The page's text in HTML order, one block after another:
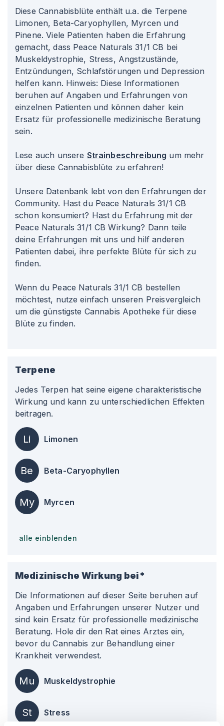
Diese Cannabisblüte enthält u.a. die Terpene
Limonen, Beta-Caryophyllen, Myrcen und
Pinene. Viele Patienten haben die Erfahrung
gemacht, dass Peace Naturals 31/1 CB bei
Muskeldystrophie, Stress, Angstzustände,
Entzündungen, Schlafstörungen und Depression
helfen kann. Hinweis: Diese Informationen
beruhen auf Angaben und Erfahrungen von
einzelnen Patienten und können daher kein
Ersatz für professionelle medizinische Beratung
sein.
Lese auch unsere Strainbeschreibung um mehr
über diese Cannabisblüte zu erfahren!
Unsere Datenbank lebt von den Erfahrungen der
Community. Hast du Peace Naturals 31/1 CB
schon konsumiert? Hast du Erfahrung mit der
Peace Naturals 31/1 CB Wirkung? Dann teile
deine Erfahrungen mit uns und hilf anderen
Patienten dabei, ihre perfekte Blüte für sich zu
finden.
Wenn du Peace Naturals 31/1 CB bestellen
möchtest, nutze einfach unseren Preisvergleich
um die günstigste Cannabis Apotheke für diese
Blüte zu finden.
Terpene
Jedes Terpen hat seine eigene charakteristische
Wirkung und kann zu unterschiedlichen Effekten
beitragen.
Li Limonen
Be Beta-Caryophyllen
My Myrcen
alle einblenden
Medizinische Wirkung bei*
Die Informationen auf dieser Seite beruhen auf
Angaben und Erfahrungen unserer Nutzer und
sind kein Ersatz für professionelle medizinische
Beratung. Hole dir den Rat eines Arztes ein,
bevor du Cannabis zur Behandlung einer
Krankheit verwendest.
Mu Muskeldystrophie
St Stress